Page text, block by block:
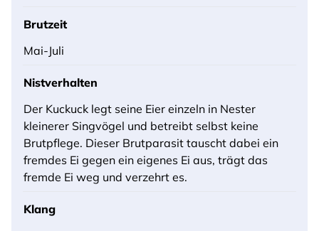
Brutzeit
Mai-Juli
Nistverhalten
Der Kuckuck legt seine Eier einzeln in Nester
kleinerer Singvögel und betreibt selbst keine
Brutpflege. Dieser Brutparasit tauscht dabei ein
fremdes Ei gegen ein eigenes Ei aus, trägt das
fremde Ei weg und verzehrt es.
Klang